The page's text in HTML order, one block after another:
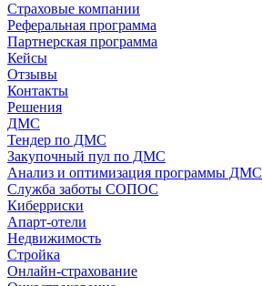
Страховые компании
Реферальная программа
Партнерская программа
Кейсы
Отзывы
Контакты
Решения
ДМС
Тендер по ДМС
Закупочный пул по ДМС
Анализ и оптимизация программы ДМС
Служба заботы СОПОС
Киберриски
Апарт-отели
Недвижимость
Стройка
Онлайн-страхование